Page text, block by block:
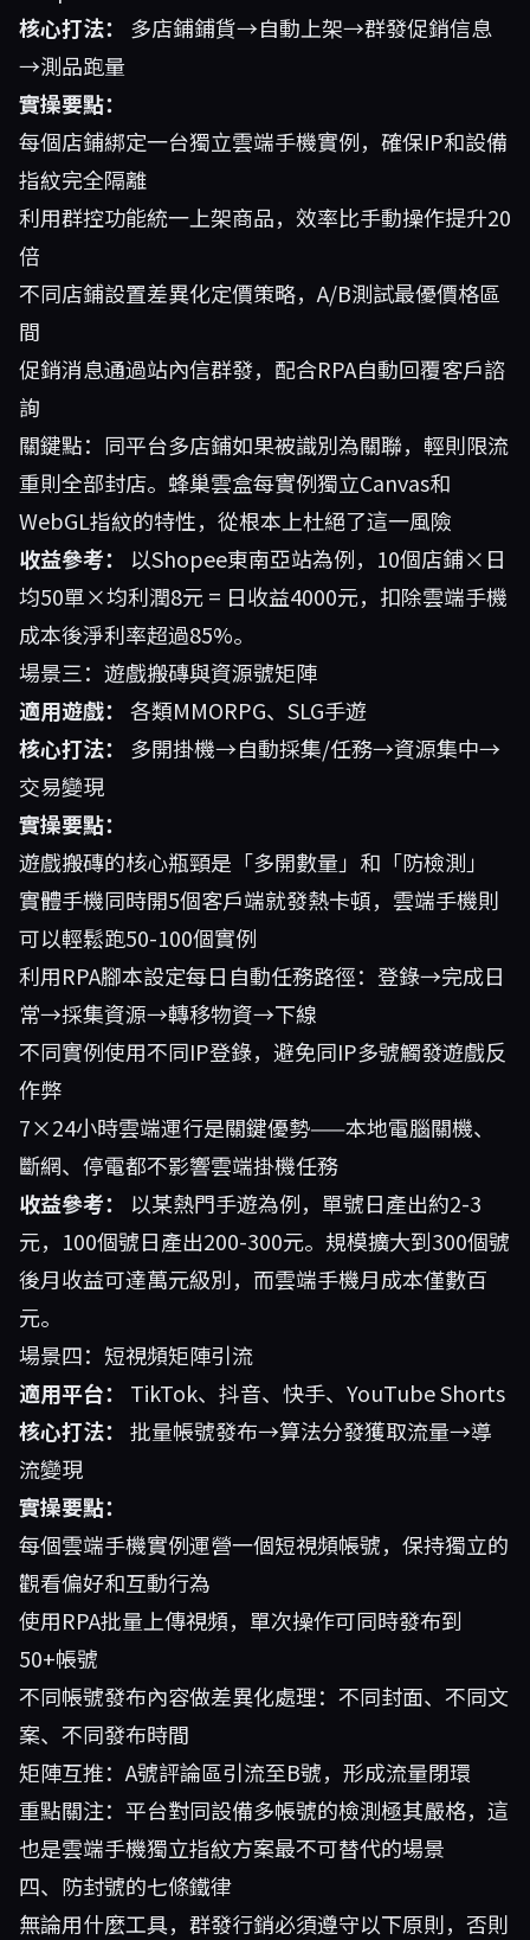
核心打法：
多店鋪鋪貨→自動上架→群發促銷信息
→測品跑量
實操要點：
每個店鋪綁定一台獨立雲端手機實例，確保IP和設備
指紋完全隔離
利用群控功能統一上架商品，效率比手動操作提升20
倍
不同店鋪設置差異化定價策略，A/B測試最優價格區
間
促銷消息通過站內信群發，配合RPA自動回覆客戶諮
詢
關鍵點：同平台多店鋪如果被識別為關聯，輕則限流
重則全部封店。蜂巢雲盒每實例獨立Canvas和
WebGL指紋的特性，從根本上杜絕了這一風險
收益參考：
以Shopee東南亞站為例，10個店鋪×日
均50單×均利潤8元 = 日收益4000元，扣除雲端手機
成本後淨利率超過85%。
場景三：遊戲搬磚與資源號矩陣
適用遊戲： 各類MMORPG、SLG手遊
核心打法：
多開掛機→自動採集/任務→資源集中→
交易變現
實操要點：
遊戲搬磚的核心瓶頸是「多開數量」和「防檢測」
實體手機同時開5個客戶端就發熱卡頓，雲端手機則
可以輕鬆跑50-100個實例
利用RPA腳本設定每日自動任務路徑：登錄→完成日
常→採集資源→轉移物資→下線
不同實例使用不同IP登錄，避免同IP多號觸發遊戲反
作弊
7×24小時雲端運行是關鍵優勢——本地電腦關機、
斷網、停電都不影響雲端掛機任務
收益參考：
以某熱門手遊為例，單號日產出約2-3
元，100個號日產出200-300元。規模擴大到300個號
後月收益可達萬元級別，而雲端手機月成本僅數百
元。
場景四：短視頻矩陣引流
適用平台：
TikTok、抖音、快手、YouTube Shorts
核心打法： 批量帳號發布→算法分發獲取流量→導
流變現
實操要點：
每個雲端手機實例運營一個短視頻帳號，保持獨立的
觀看偏好和互動行為
使用RPA批量上傳視頻，單次操作可同時發布到
50+帳號
不同帳號發布內容做差異化處理：不同封面、不同文
案、不同發布時間
矩陣互推：A號評論區引流至B號，形成流量閉環
重點關注：平台對同設備多帳號的檢測極其嚴格，這
也是雲端手機獨立指紋方案最不可替代的場景
四、防封號的七條鐵律
無論用什麼工具，群發行銷必須遵守以下原則，否則